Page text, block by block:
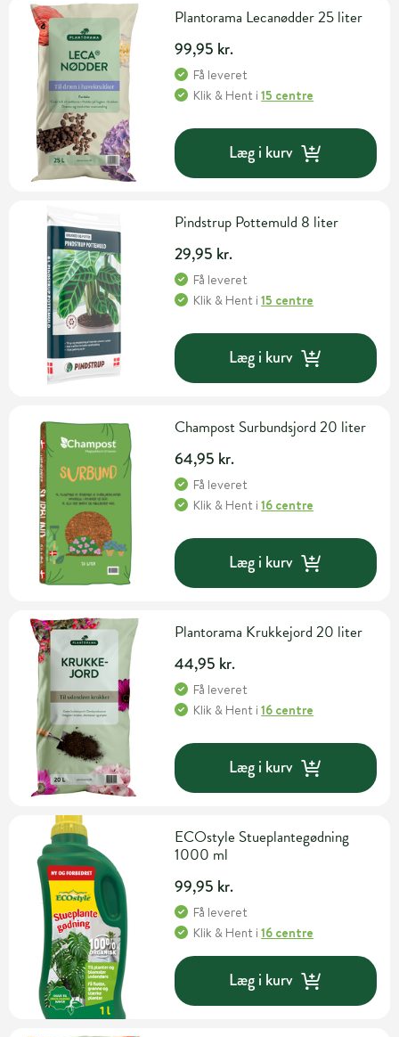
Plantorama Lecanødder 25 liter
99,95 kr.
Få leveret
Klik & Hent i15 centre
Læg i kurv
Pindstrup Pottemuld 8 liter
29,95 kr.
Få leveret
Klik & Hent i15 centre
Læg i kurv
Champost Surbundsjord 20 liter
64,95 kr.
Få leveret
Klik & Hent i16 centre
Læg i kurv
Plantorama Krukkejord 20 liter
44,95 kr.
Få leveret
Klik & Hent i16 centre
Læg i kurv
ECOstyle Stueplantegødning
1000 ml
99,95 kr.
Få leveret
Klik & Hent i16 centre
Læg i kurv